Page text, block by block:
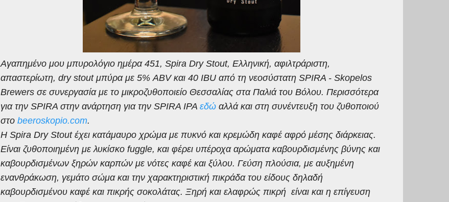
Αγαπημένο μου μπυρολόγιο ημέρα 451, Spira Dry Stout, Ελληνική, αφιλτράριστη,
απαστερίωτη, dry stout μπύρα με 5% ABV και 40 IBU από τη νεοσύστατη SPIRA - Skopelos
Brewers σε συνεργασία με το μικροζυθοποιείο Θεσσαλίας στα Παλιά του Βόλου. Περισσότερα
για την SPIRA στην ανάρτηση για την SPIRA IPA εδώ αλλά και στη συνέντευξη του ζυθοποιού
στο beeroskopio.com.
Η Spira Dry Stout έχει κατάμαυρο χρώμα με πυκνό και κρεμώδη καφέ αφρό μέσης διάρκειας.
Είναι ζυθοποιημένη με λυκίσκο fuggle, και φέρει υπέροχα αρώματα καβουρδισμένης βύνης και
καβουρδισμένων ξηρών καρπών με νότες καφέ και ξύλου. Γεύση πλούσια, με αυξημένη
ενανθράκωση, γεμάτο σώμα και την χαρακτηριστική πικράδα του είδους δηλαδή
καβουρδισμένου καφέ και πικρής σοκολάτας. Ξηρή και ελαφρώς πικρή είναι και η επίγευση